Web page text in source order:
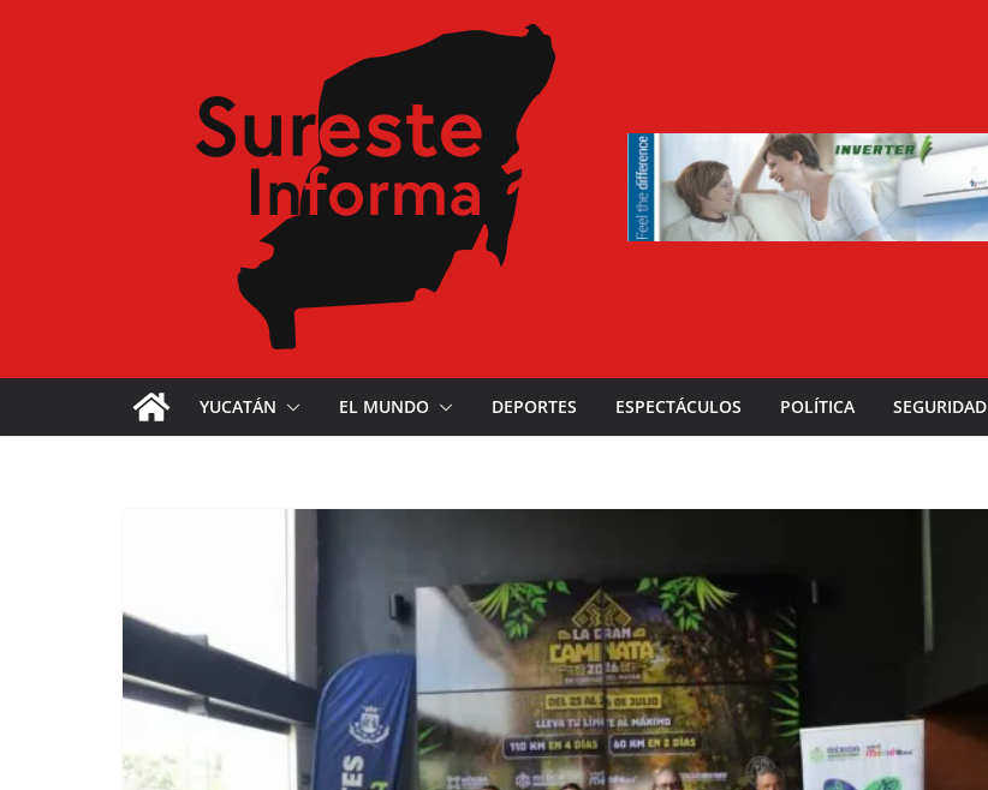
YUCATÁN EL MUNDO DEPORTES ESPECTÁCULOS POLÍTICA SEGURIDAD